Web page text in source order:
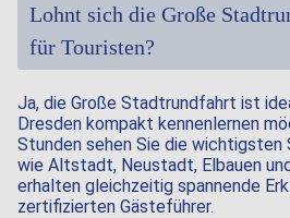
Lohnt sich die Große
für Touristen?
Ja, die Große Stadtrundfahrt ist
Dresden kompakt kennenlernen
Stunden sehen Sie die wichtigsten
wie Altstadt, Neustadt, Elbauen
erhalten gleichzeitig spannende
zertifizierten Gästeführer.